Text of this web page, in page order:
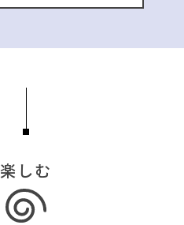
楽しむ